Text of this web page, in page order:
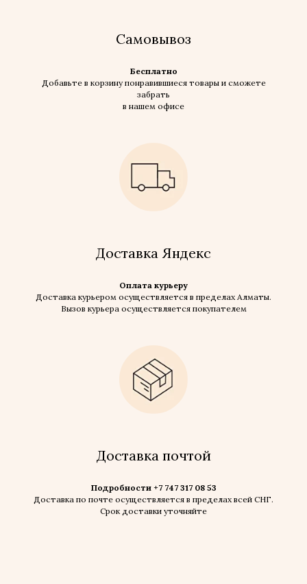
Самовывоз
Бесплатно
Добавьте в корзину понравившиеся товары и сможете
забрать
в нашем офисе
Доставка Яндекс
Оплата курьеру
Доставка курьером осуществляется в пределах Алматы.
Вызов курьера осуществляется покупателем
Доставка почтой
Подробности +7 747 317 08 53
Доставка по почте осуществляется в пределах всей СНГ.
Срок доставки уточняйте